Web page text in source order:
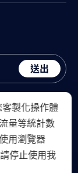
送出
製化操作體
量等統計數
用瀏覽器
停止使用我